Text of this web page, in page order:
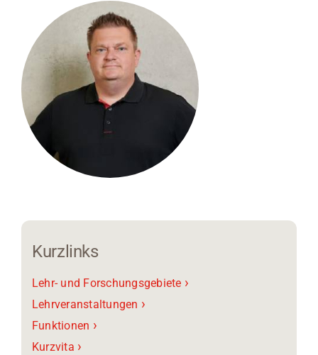
Medien
Stellenangebote
News
Veranstaltungen
Kurzlinks
Lehr- und Forschungsgebiete ›
Lehrveranstaltungen ›
Funktionen ›
Kurzvita ›